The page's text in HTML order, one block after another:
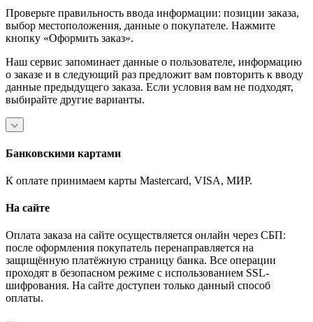
Проверьте правильность ввода информации: позиции заказа,
выбор местоположения, данные о покупателе. Нажмите
кнопку «Оформить заказ».
Наш сервис запоминает данные о пользователе, информацию
о заказе и в следующий раз предложит вам повторить к вводу
данные предыдущего заказа. Если условия вам не подходят,
выбирайте другие варианты.
Банковскими картами
К оплате принимаем карты Mastercard, VISA, МИР.
На сайте
Оплата заказа на сайте осуществляется онлайн через СБП:
после оформления покупатель перенаправляется на
защищённую платёжную страницу банка. Все операции
проходят в безопасном режиме с использованием SSL-
шифрования. На сайте доступен только данный способ
оплаты.